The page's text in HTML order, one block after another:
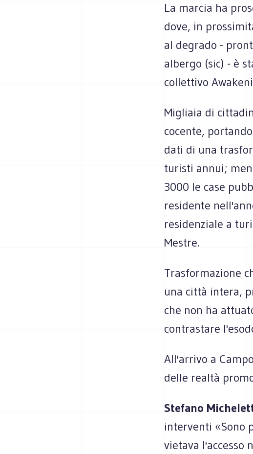
La marcia ha
dove, in
al degrado -
albergo (sic) - è
collettivo
Migliaia di
cocente,
dati di una
turisti annui;
3000 le case
residente
residenziale a
Mestre.
Trasformazione
una città intera,
che non ha
contrastare
All'arrivo a
delle realtà
Stefano
interventi «Sono
vietava l'accesso